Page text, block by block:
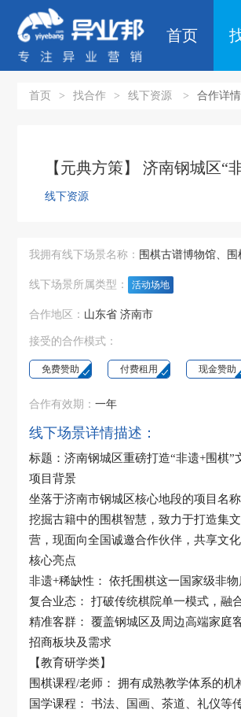
首页
首页 > 找合作 > 线下资源 > 合作详情
【元典方策】 济南钢城区“
线下资源
我拥有线下场景名称： 围棋古谱博物馆、
线下场景所属类型： 活动场地
合作地区： 山东省 济南市
接受的合作模式：
免费赞助 付费租用 现金赞助
合作有效期： 一年
线下场景详情描述：
标题：济南钢城区重磅打造“非遗+围棋”
项目背景
坐落于济南市钢城区核心地段的项目名
挖掘古籍中的围棋智慧，致力于打造集
营，现面向全国诚邀合作伙伴，共享文化
核心亮点
非遗+稀缺性：
依托围棋这一国家级非
复合业态：
打破传统棋院单一模式，融
精准客群：
覆盖钢城区及周边高端家庭
招商板块及需求
【教育研学类】
围棋课程/老师：
拥有成熟教学体系的机
国学课程：
书法、国画、茶道、礼仪等